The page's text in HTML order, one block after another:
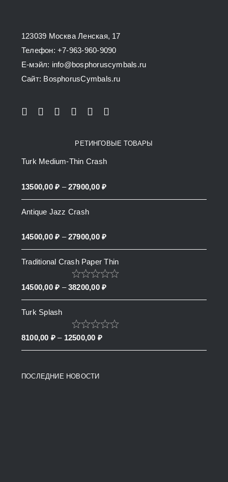
on
the
product
page
123039 Москва Ленская, 17
Телефон: +7-963-960-9090
E-мэйл: info@bosphoruscymbals.ru
Сайт: BosphorusСymbals.ru
РЕТИНГОВЫЕ ТОВАРЫ
Turk Medium-Thin Crash
13500,00₽ – 27900,00 ₽Price
range:
Antique Jazz Crash
14500,00₽ – 27900,00 ₽Price
range:
14500,00 ₽
through
Traditional Crash Paper Thin
14500,00₽ – 38200,00 ₽Price
range:
through
Turk Splash
8100,00 ₽ – 12500,00 ₽Price
range:
ПОСЛЕДНИЕ НОВОСТИ